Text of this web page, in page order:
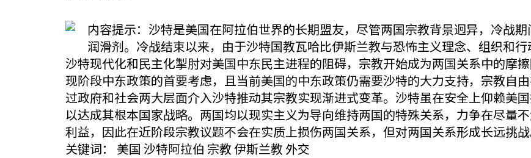
内容提示：沙特是美国在阿拉伯世界的长期盟友，尽管两国宗教背景迥异，冷战
润滑剂。冷战结束以来，由于沙特国教瓦哈比伊斯兰教与恐怖主义理念、组织和
沙特现代化和民主化掣肘对美国中东民主进程的阻碍，宗教开始成为两国关系中的摩
现阶段中东政策的首要考虑，且当前美国的中东政策仍需要沙特的大力支持，宗教自
过政府和社会两大层面介入沙特推动其宗教实现渐进式变革。沙特虽在安全上仰赖美
以达成其根本国家战略。两国均以现实主义为导向维持两国的特殊关系，力争在尽量
利益，因此在近阶段宗教议题不会在实质上损伤两国关系，但对两国关系形成长远挑战
关键词： 美国 沙特阿拉伯 宗教 伊斯兰教 外交